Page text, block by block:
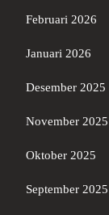
Februari 2026
Januari 2026
Desember 2025
November 2025
Oktober 2025
September 2025